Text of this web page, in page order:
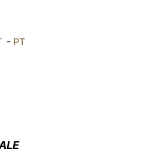
- PT